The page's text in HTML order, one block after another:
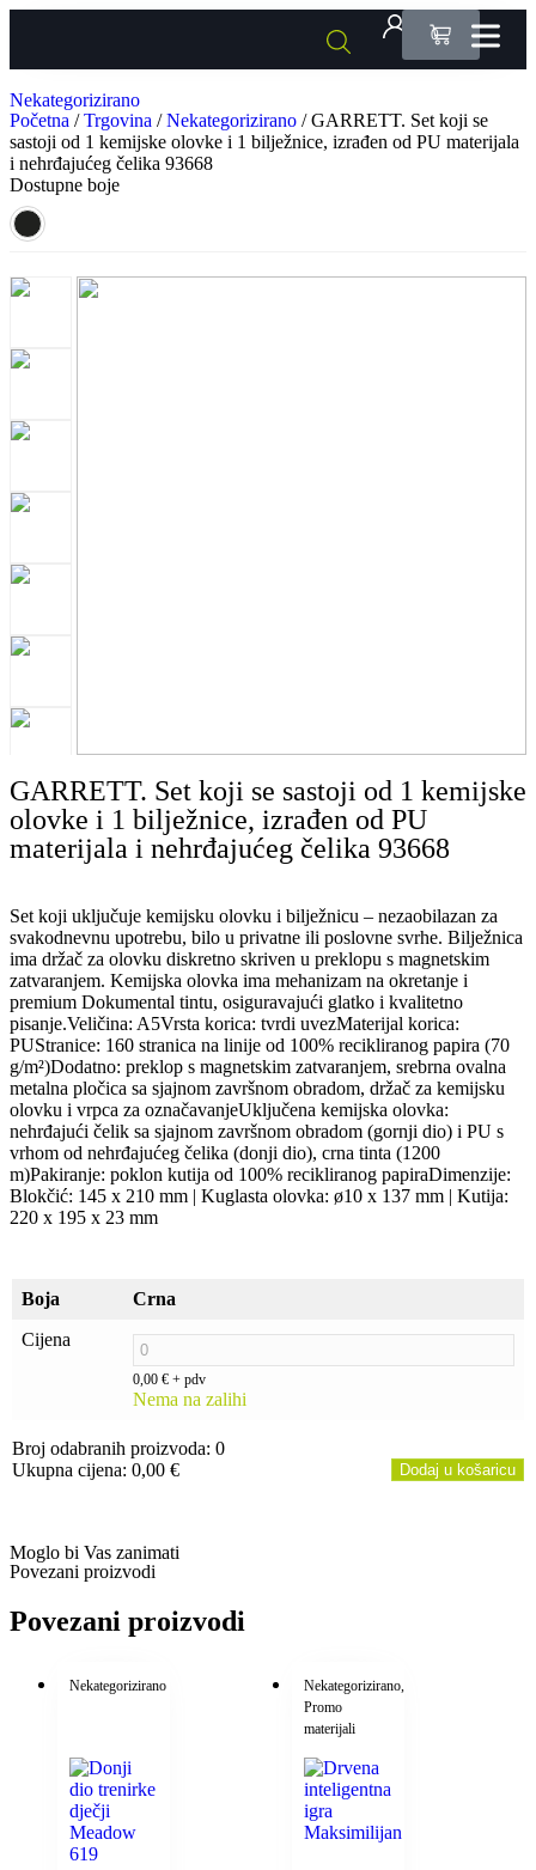
0
Nekategorizirano
Početna /Trgovina /Nekategorizirano / GARRETT. Set koji se
sastoji od 1 kemijske olovke i 1 bilježnice, izrađen od PU materijala
i nehrđajućeg čelika 93668
Dostupne boje
GARRETT. Set koji se sastoji od 1 kemijske
olovke i 1 bilježnice, izrađen od PU
materijala i nehrđajućeg čelika 93668
Set koji uključuje kemijsku olovku i bilježnicu – nezaobilazan za
svakodnevnu upotrebu, bilo u privatne ili poslovne svrhe. Bilježnica
ima držač za olovku diskretno skriven u preklopu s magnetskim
zatvaranjem. Kemijska olovka ima mehanizam na okretanje i
premium Dokumental tintu, osiguravajući glatko i kvalitetno
pisanje.Veličina: A5Vrsta korica: tvrdi uvezMaterijal korica:
PUStranice: 160 stranica na linije od 100% recikliranog papira (70
g/m²)Dodatno: preklop s magnetskim zatvaranjem, srebrna ovalna
metalna pločica sa sjajnom završnom obradom, držač za kemijsku
olovku i vrpca za označavanjeUključena kemijska olovka:
nehrđajući čelik sa sjajnom završnom obradom (gornji dio) i PU s
vrhom od nehrđajućeg čelika (donji dio), crna tinta (1200
m)Pakiranje: poklon kutija od 100% recikliranog papiraDimenzije:
Blokčić: 145 x 210 mm | Kuglasta olovka: ø10 x 137 mm | Kutija:
220 x 195 x 23 mm
Boja
Crna
Cijena
0,00 € + pdv
Nema na zalihi
Broj odabranih proizvoda: 0
Ukupna cijena: 0,00 €
proizvoda.
Your
is
Dodaj u košaricu
Moglo bi Vas zanimati
Povezani proizvodi
Povezani proizvodi
Nekategorizirano Nekategorizirano,
Promo
materijali